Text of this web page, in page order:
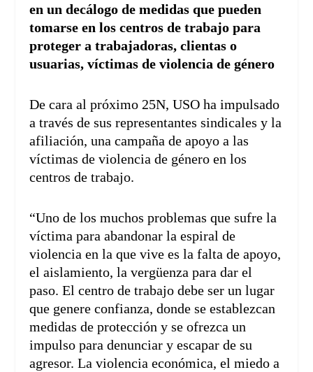
en un decálogo de medidas que pueden
tomarse en los centros de trabajo para
proteger a trabajadoras, clientas o
usuarias, víctimas de violencia de género
De cara al próximo 25N, USO ha impulsado
a través de sus representantes sindicales y la
afiliación, una campaña de apoyo a las
víctimas de violencia de género en los
centros de trabajo.
“Uno de los muchos problemas que sufre la
víctima para abandonar la espiral de
violencia en la que vive es la falta de apoyo,
el aislamiento, la vergüenza para dar el
paso. El centro de trabajo debe ser un lugar
que genere confianza, donde se establezcan
medidas de protección y se ofrezca un
impulso para denunciar y escapar de su
agresor. La violencia económica, el miedo a